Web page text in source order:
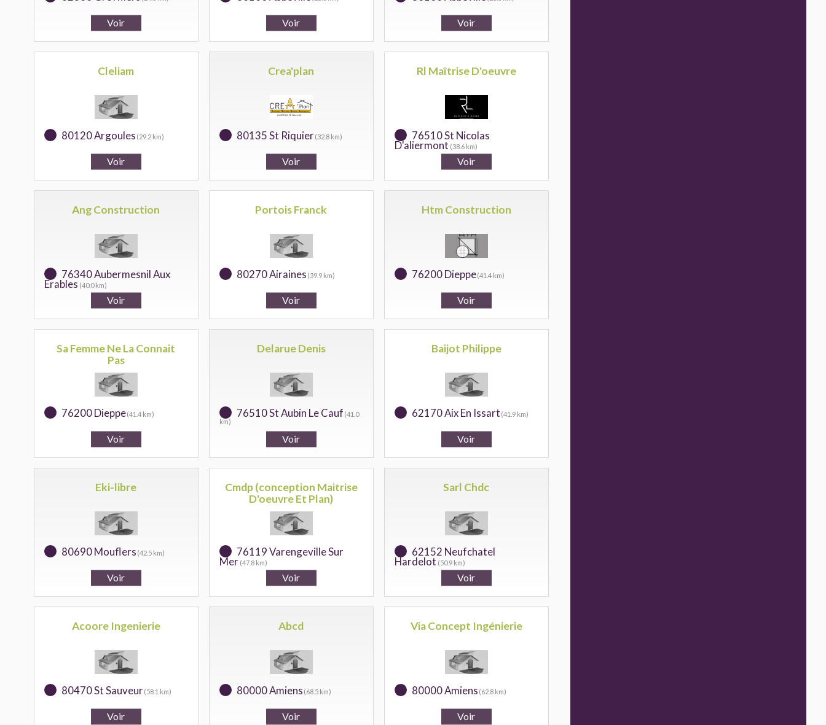
Cleliam
80120 Argoules (29.2 km)
Crea'plan
80135 St Riquier(32.8 km)
Rl Maîtrise D'oeuvre
76510 St Nicolas
D'aliermont (38.6 km)
Ang Construction
76340 Aubermesnil Aux
Erables (40.0 km)
Portois Franck
80270 Airaines (39.9 km)
Htm Construction
76200 Dieppe(41.4 km)
Sa Femme Ne La Connait
Pas
76200 Dieppe(41.4 km)
Delarue Denis
76510 St Aubin Le Cauf (41.0
km)
Baijot Philippe
62170 Aix En Issart (41.9 km)
Eki-libre
80690 Mouflers (42.5 km)
Cmdp (conception Maitrise
D'oeuvre Et Plan)
76119 Varengeville Sur
Mer (47.8 km)
Sarl Chdc
62152 Neufchatel
Hardelot (50.9 km)
Acoore Ingenierie
80470 St Sauveur(58.1 km)
Abcd
80000 Amiens (68.5 km)
Via Concept Ingénierie
80000 Amiens (62.8 km)